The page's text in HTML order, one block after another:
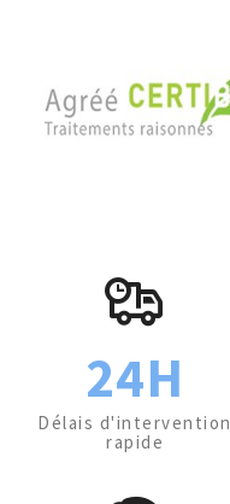
24H
Délais d'intervention
rapide